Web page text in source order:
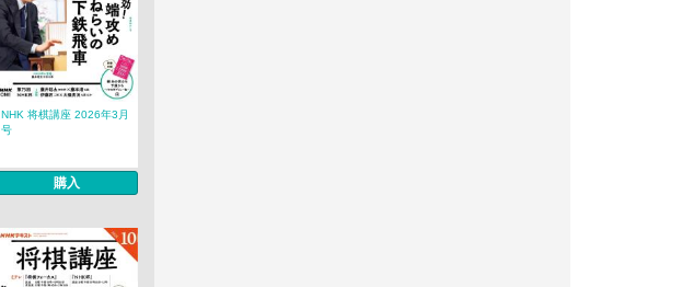
NHK 将棋講座 2026年3月
号
購入